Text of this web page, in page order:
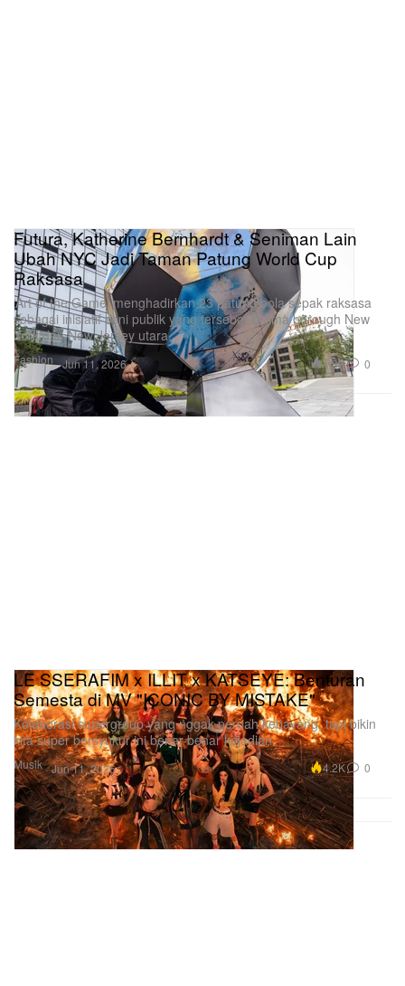
Fashion
Futura, Katherine Bernhardt & Seniman Lain
Ubah NYC Jadi Taman Patung World Cup
Raksasa
‘Art of the Game’ menghadirkan 23 patung bola sepak raksasa
sebagai inisiatif seni publik yang tersebar di lima borough New
York dan New Jersey utara.
Jun 11, 2026 1.3K 0
Musik
LE SSERAFIM x ILLIT x KATSEYE: Benturan
Semesta di MV "ICONIC BY MISTAKE"
Kolaborasi supergroup yang nggak pernah kebayang, tapi bikin
kita super bersyukur ini benar-benar kejadian.
Jun 11, 2026 4.2K 0